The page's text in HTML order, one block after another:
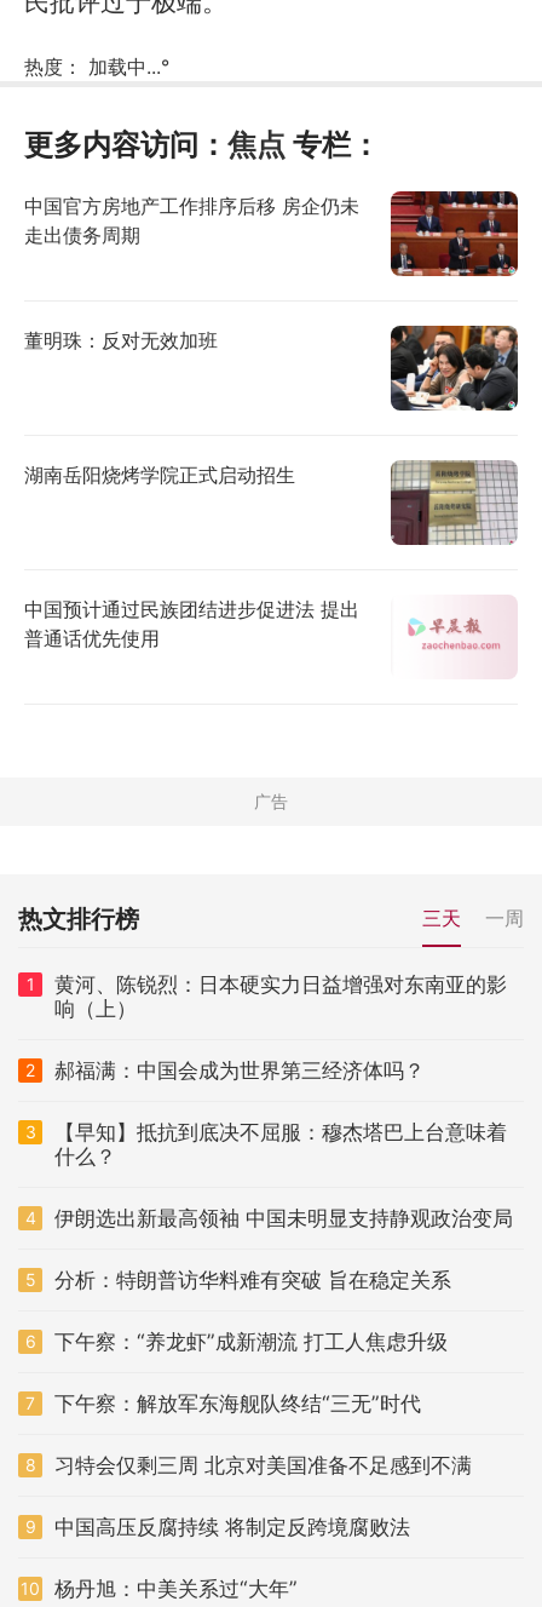
热度： 加载中...°
更多内容访问： 焦点 专栏：
中国官方房地产工作排序后移 房企仍未
走出债务周期
董明珠：反对无效加班
湖南岳阳烧烤学院正式启动招生
中国预计通过民族团结进步促进法 提出
普通话优先使用
热文排行榜 三天 一周
1
黄河、陈锐烈：日本硬实力日益增强对东南亚的影
响（上）
2 郝福满：中国会成为世界第三经济体吗？
3
【早知】抵抗到底决不屈服：穆杰塔巴上台意味着
什么？
4 伊朗选出新最高领袖 中国未明显支持静观政治变局
5 分析：特朗普访华料难有突破 旨在稳定关系
6 下午察：“养龙虾”成新潮流 打工人焦虑升级
7 下午察：解放军东海舰队终结“三无”时代
8 习特会仅剩三周 北京对美国准备不足感到不满
9 中国高压反腐持续 将制定反跨境腐败法
10 杨丹旭：中美关系过“大年”